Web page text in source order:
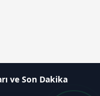
ve Son Dakika